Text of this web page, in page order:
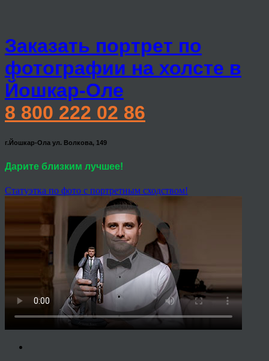
Заказать портрет по
фотографии на холсте в
Йошкар-Оле
8 800 222 02 86
г.Йошкар-Ола ул. Волкова, 149
Дарите близким лучшее!
Статуэтка по фото с портретным сходством!